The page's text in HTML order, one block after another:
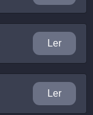
Ler
Ler